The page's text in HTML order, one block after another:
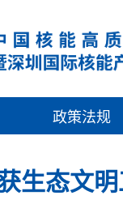
政策法规
生态文